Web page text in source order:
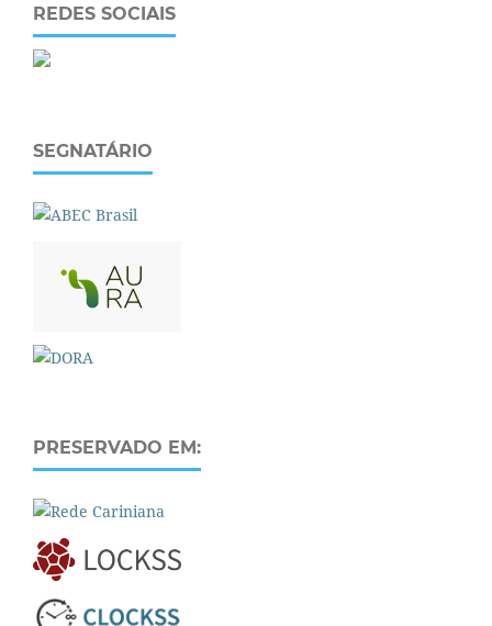
REDES SOCIAIS
SEGNATÁRIO
PRESERVADO EM: